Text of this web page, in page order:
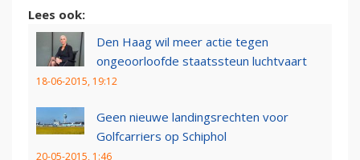
Lees ook:
Den Haag wil meer actie tegen
ongeoorloofde staatssteun luchtvaart
18-06-2015, 19:12
Geen nieuwe landingsrechten voor
Golfcarriers op Schiphol
20-05-2015, 1:46